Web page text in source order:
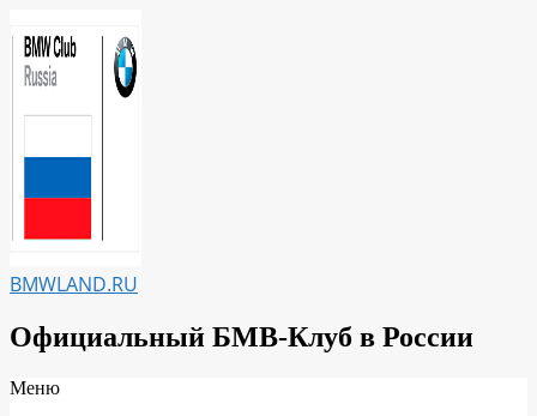
к
содержимому
BMWLAND.RU
Официальный БМВ-Клуб в России
Вторичное
Меню